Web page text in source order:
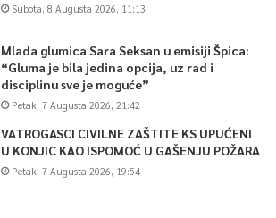
Subota, 8 Augusta 2026, 11:13
Mlada glumica Sara Seksan u emisiji Špica:
“Gluma je bila jedina opcija, uz rad i
disciplinu sve je moguće”
Petak, 7 Augusta 2026, 21:42
VATROGASCI CIVILNE ZAŠTITE KS UPUĆENI
U KONJIC KAO ISPOMOĆ U GAŠENJU POŽARA
Petak, 7 Augusta 2026, 19:54